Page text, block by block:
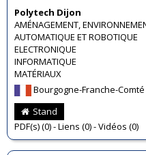
Polytech Dijon
AMÉNAGEMENT,
AUTOMATIQUE ET ROBOTIQUE
ELECTRONIQUE
INFORMATIQUE
MATÉRIAUX
Bourgogne-Franche-Comté
Stand
PDF(s) (0) - Liens (0) - Vidéos (0)